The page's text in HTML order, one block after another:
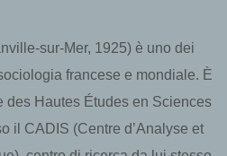
sur-Mer, 1925) è uno dei
francese e mondiale. È
des Hautes Études en Sciences
il CADIS (Centre d’Analyse et